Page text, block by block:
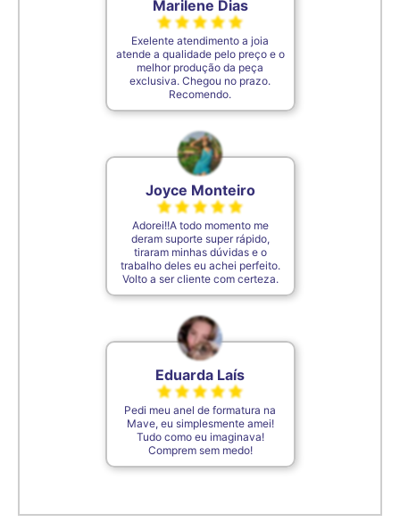
Marilene Dias
Exelente atendimento a joia
atende a qualidade pelo preço e o
melhor produção da peça
exclusiva. Chegou no prazo.
Recomendo.
Joyce Monteiro
Adorei!!A todo momento me
deram suporte super rápido,
tiraram minhas dúvidas e o
trabalho deles eu achei perfeito.
Volto a ser cliente com certeza.
Eduarda Laís
Pedi meu anel de formatura na
Mave, eu simplesmente amei!
Tudo como eu imaginava!
Comprem sem medo!